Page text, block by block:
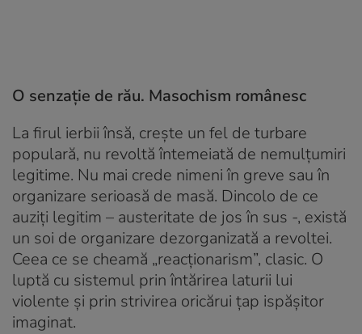
O senzație de rău. Masochism românesc
La firul ierbii însă, crește un fel de turbare
populară, nu revoltă întemeiată de nemulțumiri
legitime. Nu mai crede nimeni în greve sau în
organizare serioasă de masă. Dincolo de ce
auziți legitim – austeritate de jos în sus -, există
un soi de organizare dezorganizată a revoltei.
Ceea ce se cheamă „reacționarism”, clasic. O
luptă cu sistemul prin întărirea laturii lui
violente și prin strivirea oricărui țap ispășitor
imaginat.